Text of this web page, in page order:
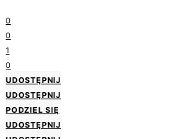
0
0
1
0
UDOSTĘPNIJ
UDOSTĘPNIJ
PODZIEL SIĘ
UDOSTĘPNIJ